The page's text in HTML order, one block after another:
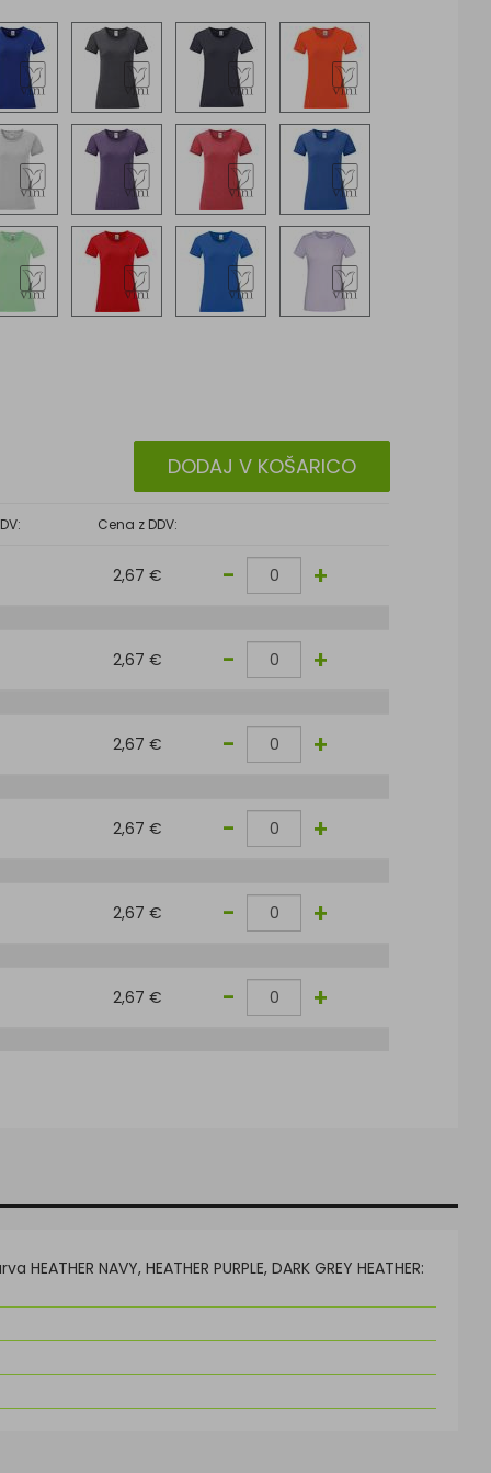
DODAJ V KOŠARICO
Cena z DDV:
2,67 € - +
2,67 € - +
2,67 € - +
2,67 € - +
2,67 € - +
2,67 € - +
NAVY, HEATHER PURPLE, DARK GREY HEATHER: